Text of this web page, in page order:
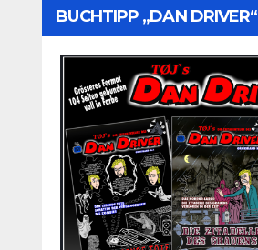
BUCHTIPP „DAN DRIVER“